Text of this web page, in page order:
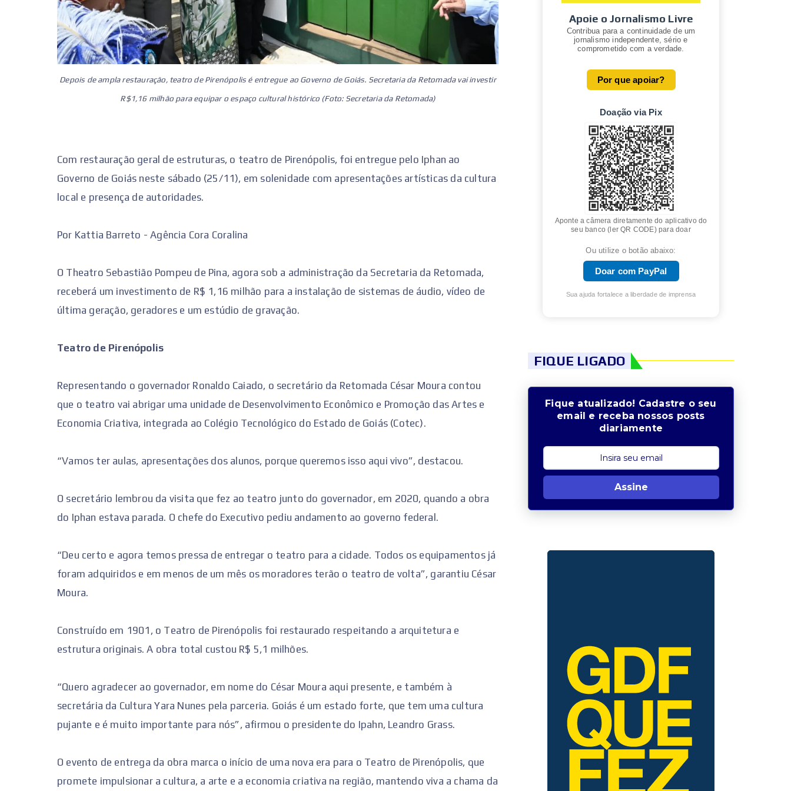
Depois de ampla restauração, teatro de Pirenópolis é entregue ao Governo de Goiás. Secretaria da Retomada vai investir
R$1,16 milhão para equipar o espaço cultural histórico (Foto: Secretaria da Retomada)
Com restauração geral de estruturas, o teatro de Pirenópolis, foi entregue pelo Iphan ao
Governo de Goiás neste sábado (25/11), em solenidade com apresentações artísticas da cultura
local e presença de autoridades.
Por Kattia Barreto - Agência Cora Coralina
O Theatro Sebastião Pompeu de Pina, agora sob a administração da Secretaria da Retomada,
receberá um investimento de R$ 1,16 milhão para a instalação de sistemas de áudio, vídeo de
última geração, geradores e um estúdio de gravação.
Teatro de Pirenópolis
Representando o governador Ronaldo Caiado, o secretário da Retomada César Moura contou
que o teatro vai abrigar uma unidade de Desenvolvimento Econômico e Promoção das Artes e
Economia Criativa, integrada ao Colégio Tecnológico do Estado de Goiás (Cotec).
“Vamos ter aulas, apresentações dos alunos, porque queremos isso aqui vivo”, destacou.
O secretário lembrou da visita que fez ao teatro junto do governador, em 2020, quando a obra
do Iphan estava parada. O chefe do Executivo pediu andamento ao governo federal.
“Deu certo e agora temos pressa de entregar o teatro para a cidade. Todos os equipamentos já
foram adquiridos e em menos de um mês os moradores terão o teatro de volta”, garantiu César
Moura.
Construído em 1901, o Teatro de Pirenópolis foi restaurado respeitando a arquitetura e
estrutura originais. A obra total custou R$ 5,1 milhões.
“Quero agradecer ao governador, em nome do César Moura aqui presente, e também à
secretária da Cultura Yara Nunes pela parceria. Goiás é um estado forte, que tem uma cultura
pujante e é muito importante para nós”, afirmou o presidente do Ipahn, Leandro Grass.
O evento de entrega da obra marca o início de uma nova era para o Teatro de Pirenópolis, que
promete impulsionar a cultura, a arte e a economia criativa na região, mantendo viva a chama da
Apoie o Jornalismo Livre
Contribua para a continuidade de um
jornalismo independente, sério e
comprometido com a verdade.
Por que apoiar?
Doação via Pix
Aponte a câmera diretamente do aplicativo do
seu banco (ler QR CODE) para doar
Ou utilize o botão abaixo:
Doar com PayPal
Sua ajuda fortalece a liberdade de imprensa
FIQUE LIGADO
Fique atualizado! Cadastre o seu
email e receba nossos posts
diariamente
Assine